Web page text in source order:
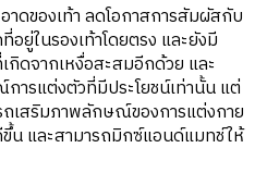
ดของเท้า ลดโอกาสการสัมผัสกับ
ยู่ในรองเท้าโดยตรง และยังมี
ดจากเหงื่อสะสมอีกด้วย และ
ารแต่งตัวที่มีประโยชน์เท่านั้น แต่
เสริมภาพลักษณ์ของการแต่งกาย
ขึ้น และสามารถมิกซ์แอนด์แมทช์ให้